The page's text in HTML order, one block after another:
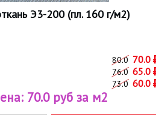
Э3-200 (пл. 160 г/м2)
80.0 70.0
76.0 65.0
73.0 60.0
70.0 руб за м2